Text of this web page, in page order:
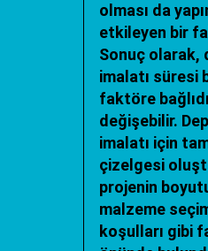
olması da
etkileyen bir
Sonuç olarak,
imalatı süresi
faktöre
değişebilir.
imalatı için
çizelgesi
projenin
malzeme
koşulları gibi